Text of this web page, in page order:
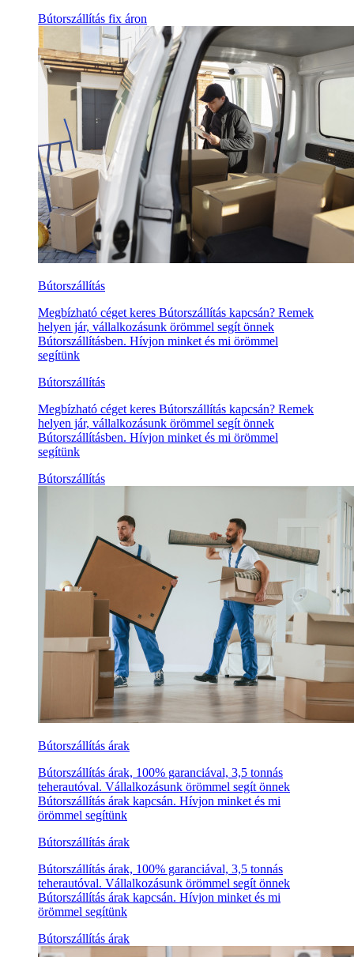
Bútorszállítás fix áron
Bútorszállítás
Megbízható céget keres Bútorszállítás kapcsán? Remek
helyen jár, vállalkozásunk örömmel segít önnek
Bútorszállításben. Hívjon minket és mi örömmel
segítünk
Bútorszállítás
Megbízható céget keres Bútorszállítás kapcsán? Remek
helyen jár, vállalkozásunk örömmel segít önnek
Bútorszállításben. Hívjon minket és mi örömmel
segítünk
Bútorszállítás
Bútorszállítás árak
Bútorszállítás árak, 100% garanciával, 3,5 tonnás
teherautóval. Vállalkozásunk örömmel segít önnek
Bútorszállítás árak kapcsán. Hívjon minket és mi
örömmel segítünk
Bútorszállítás árak
Bútorszállítás árak, 100% garanciával, 3,5 tonnás
teherautóval. Vállalkozásunk örömmel segít önnek
Bútorszállítás árak kapcsán. Hívjon minket és mi
örömmel segítünk
Bútorszállítás árak